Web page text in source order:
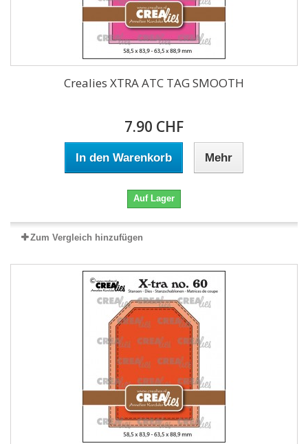
Crealies XTRA ATC TAG SMOOTH
7.90 CHF
In den Warenkorb Mehr
Auf Lager
Zum Vergleich hinzufügen